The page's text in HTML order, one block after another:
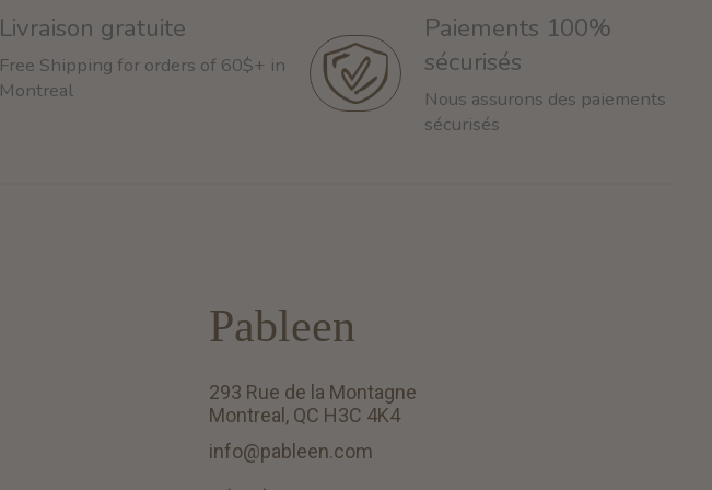
Livraison gratuite
Free Shipping for orders of 60$+ in
Montreal
Paiements 100%
sécurisés
Nous assurons des paiements
sécurisés
Pableen
293 Rue de la Montagne
Montreal, QC H3C 4K4
info@pableen.com